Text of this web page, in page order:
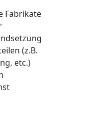
Fabrikate
(z.B.
etc.)